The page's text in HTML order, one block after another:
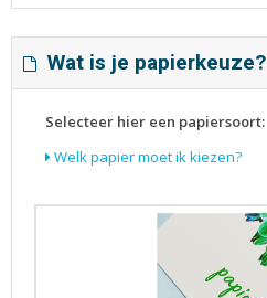
Wat is je papierkeuze?
Selecteer hier een papiersoort:
Welk papier moet ik kiezen?